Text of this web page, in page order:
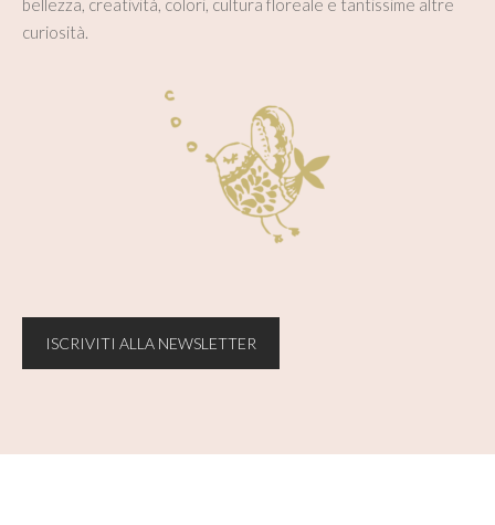
bellezza, creatività, colori, cultura floreale e tantissime altre
curiosità.
ISCRIVITI ALLA NEWSLETTER